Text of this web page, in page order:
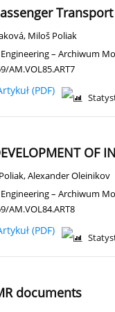
, Miloš Poliak
– Archiwum
AM.VOL85.ART7
(PDF)
OF
,Alexander Oleinikov
– Archiwum
AM.VOL84.ART8
(PDF)
documents